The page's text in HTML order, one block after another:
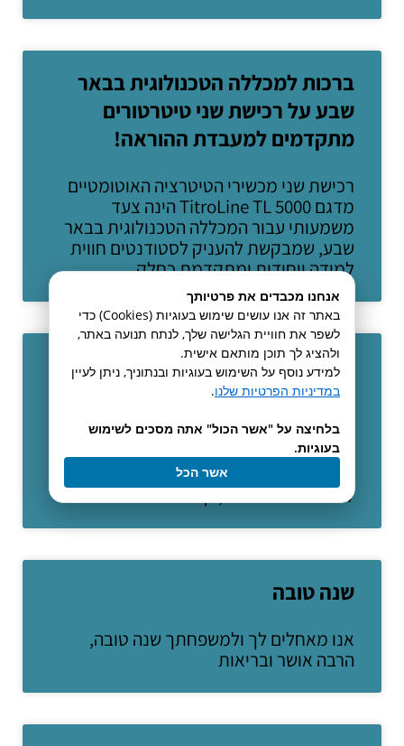
ברכות למכללה הטכנולוגית בבאר
שבע על רכישת שני טיטרטורים
מתקדמים למעבדת ההוראה!
רכישת שני מכשירי הטיטרציה האוטומטיים
מדגם TitroLine TL 5000 הינה צעד
משמעותי עבור המכללה הטכנולוגית בבאר
שבע, שמבקשת להעניק לסטודנטים חווית
למידה ייחודית ומתקדמת כחלק
Shodex HPLC Columns Catalog
עם אפליקציות מעניינות של חברת שודקס .
Shodex מתמחה בקולות פולימריות,
קולונות להפרדות חלבונים, קולונות
להפרדות פולימרים, קולונות
שנה טובה
אנו מאחלים לך ולמשפחתך שנה טובה,
הרבה אושר ובריאות
אנחנו מכבדים את פרטיותך
באתר זה אנו עושים שימוש בעוגיות (Cookies) כדי
לשפר את חוויית הגלישה שלך, לנתח תנועה באתר,
ולהציג לך תוכן מותאם אישית.
למידע נוסף על השימוש בעוגיות ובנתוניך, ניתן לעיין
במדיניות הפרטיות שלנו.
בלחיצה על "אשר הכול" אתה מסכים לשימוש
בעוגיות.
אשר הכל